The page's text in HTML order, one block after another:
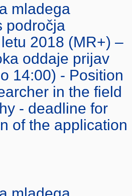
mladega
področja
2018 (MR+) –
oddaje prijav
14:00) - Position
in the field
- deadline for
of the application